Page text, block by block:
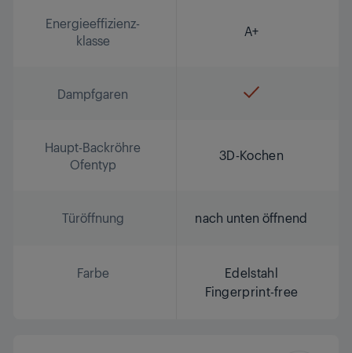
Energieeffizienz-
klasse
A+
Dampfgaren
Haupt-Backröhre
Ofentyp
3D-Kochen
Türöffnung nach unten öffnend
Farbe
Edelstahl
Fingerprint-free